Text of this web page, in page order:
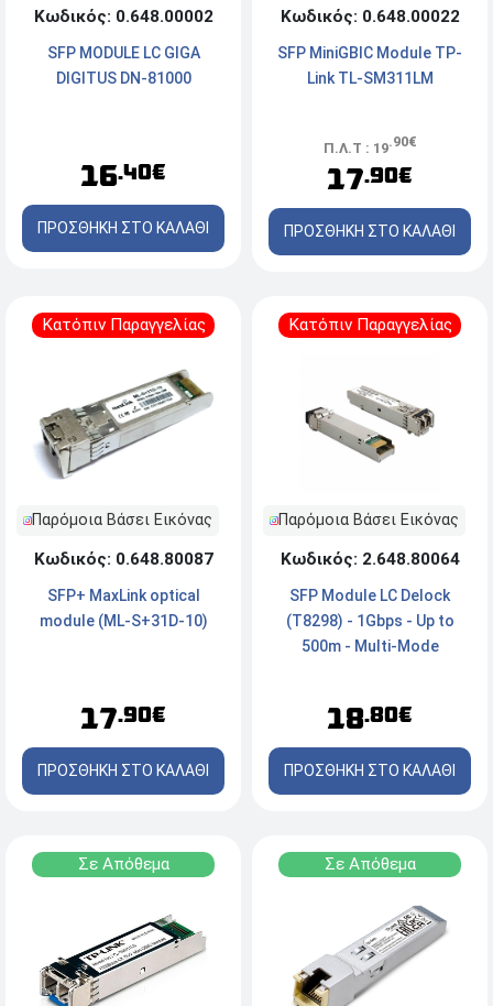
Κωδικός: 0.648.00002
SFP MODULE LC GIGA
DIGITUS DN-81000
16.40€
ΠΡΟΣΘΗΚΗ ΣΤΟ ΚΑΛΑΘΙ
Κωδικός: 0.648.00022
SFP MiniGBIC Module TP-
Link TL-SM311LM
Π.Λ.Τ : 19.90€
17.90€
ΠΡΟΣΘΗΚΗ ΣΤΟ ΚΑΛΑΘΙ
Κατόπιν Παραγγελίας
Παρόμοια Βάσει Εικόνας
Κωδικός: 0.648.80087
SFP+ MaxLink optical
module (ML-S+31D-10)
17.90€
ΠΡΟΣΘΗΚΗ ΣΤΟ ΚΑΛΑΘΙ
Κατόπιν Παραγγελίας
Παρόμοια Βάσει Εικόνας
Κωδικός: 2.648.80064
SFP Module LC Delock
(T8298) - 1Gbps - Up to
500m - Multi-Mode
18.80€
ΠΡΟΣΘΗΚΗ ΣΤΟ ΚΑΛΑΘΙ
Σε Απόθεμα Σε Απόθεμα